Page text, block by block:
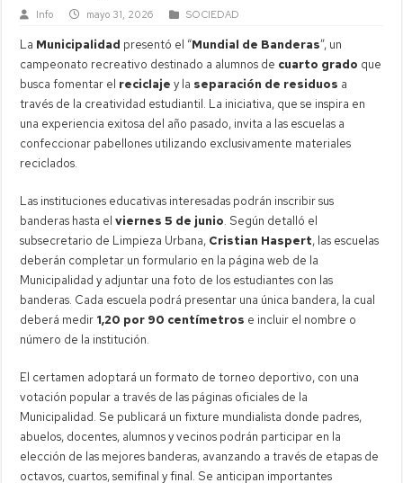
Info mayo 31, 2026 SOCIEDAD
La Municipalidad presentó el “Mundial de Banderas”, un
campeonato recreativo destinado a alumnos de cuarto grado que
busca fomentar el reciclaje y la separación de residuos a
través de la creatividad estudiantil. La iniciativa, que se inspira en
una experiencia exitosa del año pasado, invita a las escuelas a
confeccionar pabellones utilizando exclusivamente materiales
reciclados.
Las instituciones educativas interesadas podrán inscribir sus
banderas hasta elviernes 5 de junio. Según detalló el
subsecretario de Limpieza Urbana, Cristian Haspert, las escuelas
deberán completar un formulario en la página web de la
Municipalidad y adjuntar una foto de los estudiantes con las
banderas. Cada escuela podrá presentar una única bandera, la cual
deberá medir 1,20 por 90 centímetros e incluir el nombre o
número de la institución.
El certamen adoptará un formato de torneo deportivo, con una
votación popular a través de las páginas oficiales de la
Municipalidad. Se publicará un fixture mundialista donde padres,
abuelos, docentes, alumnos y vecinos podrán participar en la
elección de las mejores banderas, avanzando a través de etapas de
octavos, cuartos, semifinal y final. Se anticipan importantes